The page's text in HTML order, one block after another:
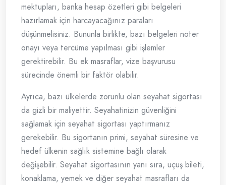
mektupları, banka hesap özetleri gibi belgeleri
hazırlamak için harcayacağınız paraları
düşünmelisiniz. Bununla birlikte, bazı belgeleri noter
onayı veya tercüme yapılması gibi işlemler
gerektirebilir. Bu ek masraflar, vize başvurusu
sürecinde önemli bir faktör olabilir.
Ayrıca, bazı ülkelerde zorunlu olan seyahat sigortası
da gizli bir maliyettir. Seyahatinizin güvenliğini
sağlamak için seyahat sigortası yaptırmanız
gerekebilir. Bu sigortanın primi, seyahat süresine ve
hedef ülkenin sağlık sistemine bağlı olarak
değişebilir. Seyahat sigortasının yanı sıra, uçuş bileti,
konaklama, yemek ve diğer seyahat masrafları da